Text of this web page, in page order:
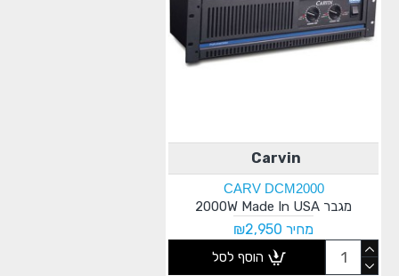
Carvin
CARV DCM2000
מגבר 2000W Made In USA
מחיר ₪2,950
הוסף לסל